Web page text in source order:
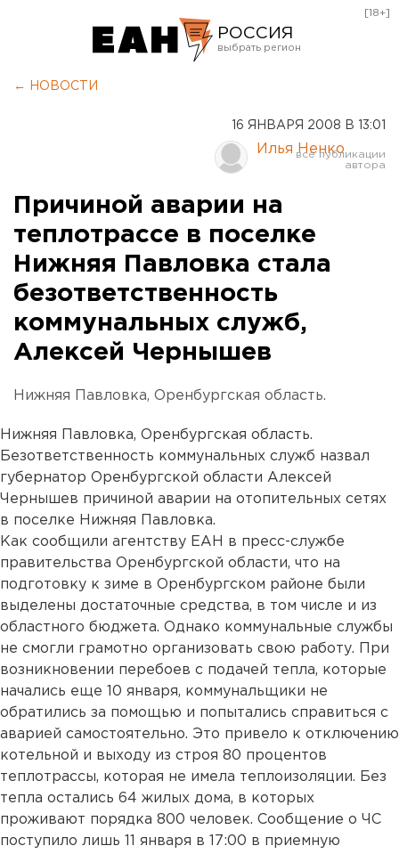
РОССИЯ
Курган
Оренбург
[18+]
← НОВОСТИ
16 ЯНВАРЯ 2008 В 13:01
Илья Ненко
Причиной аварии на
теплотрассе в поселке
Нижняя Павловка стала
безответственность
коммунальных служб,
Алексей Чернышев
Нижняя Павловка, Оренбургская область.
Нижняя Павловка, Оренбургская область.
Безответственность коммунальных служб назвал
губернатор Оренбургской области Алексей
Чернышев причиной аварии на отопительных сетях
в поселке Нижняя Павловка.
Как сообщили агентству ЕАН в пресс-службе
правительства Оренбургской области, что на
подготовку к зиме в Оренбургском районе были
выделены достаточные средства, в том числе и из
областного бюджета. Однако коммунальные службы
не смогли грамотно организовать свою работу. При
возникновении перебоев с подачей тепла, которые
начались еще 10 января, коммунальщики не
обратились за помощью и попытались справиться с
аварией самостоятельно. Это привело к отключению
котельной и выходу из строя 80 процентов
теплотрассы, которая не имела теплоизоляции. Без
тепла остались 64 жилых дома, в которых
проживают порядка 800 человек. Сообщение о ЧС
поступило лишь 11 января в 17:00 в приемную